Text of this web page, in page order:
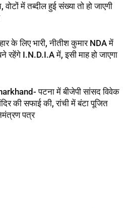
वोटों में तब्दील हुई संख्या तो हो जाएगी
के लिए भारी, नीतीश कुमार NDA में
रहेंगे I.N.D.I.A में, इसी माह हो जाएगा
पटना में बीजेपी सांसद विवेक
की सफाई की, रांची में बंटा पूजित
पत्र